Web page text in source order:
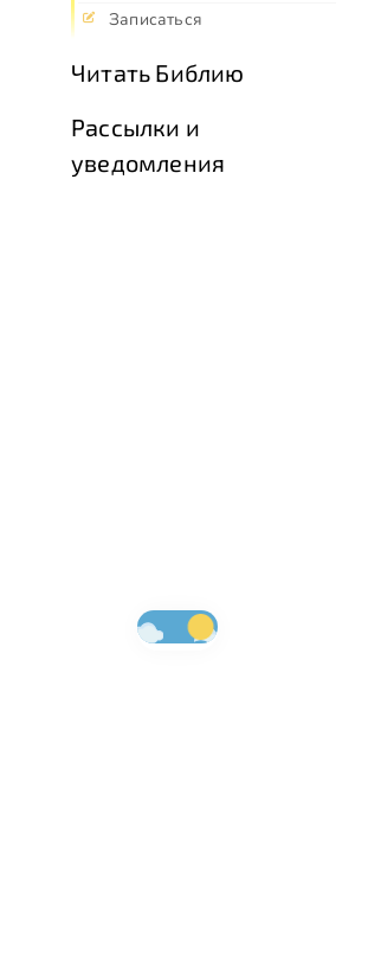
Записаться
Читать Библию
Рассылки и
уведомления